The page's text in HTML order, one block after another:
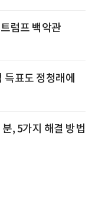
럼프 백악관
득표도 정청래에
, 5가지 해결 방법